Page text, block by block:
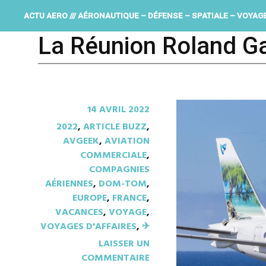
ACTU AERO /// AÉRONAUTIQUE – DÉFENSE – SPATIALE –
La Réunion Roland
14 AVRIL 2022
2022,ARTICLE BUZZ,
AVGEEK,AVIATION
COMMERCIALE,
COMPAGNIES
AÉRIENNES, DOM-TOM,
EUROPE, FRANCE,
VACANCES,VOYAGE,
VOYAGES D'AFFAIRES, ✈︎
LAISSER UN
COMMENTAIRE